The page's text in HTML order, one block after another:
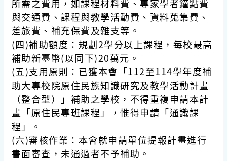
所需之費用，如課程材料費、專家學者鐘點費
與交通費、課程與教學活動費、資料蒐集費、
差旅費、補充保費及雜支等。
(四)補助額度：規劃2學分以上課程，每校最高
補助新臺幣(以同下)20萬元。
(五)支用原則：已獲本會「112至114學年度補
助大專校院原住民族知識研究及教學活動計畫
（整合型）」補助之學校，不得重複申請本計
畫「原住民專班課程」，惟得申請「通識課
程」。
(六)審核作業：本會就申請單位提報計畫進行
書面審查，未通過者不予補助。